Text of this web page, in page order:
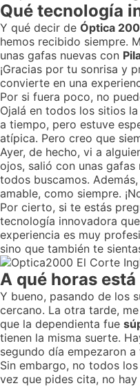
Qué tecnología
Y qué decir de Óptica
hemos recibido siempre.
unas gafas nuevas con
¡Gracias por tu sonrisa y
convierte en una
Por si fuera poco, no
Ojalá en todos los sitios
a tiempo, pero estuve
atípica. Pero creo que
Ayer, de hecho, vi a
ojos, salió con unas
todos buscamos.
amable, como siempre.
Por cierto, si te estás
tecnología innovadora
experiencia es muy
sino que también te
A qué horas
Y bueno, pasando de los
cercano. La otra tarde,
que la dependienta fue
tienen la misma suerte.
segundo día empezaron
Sin embargo, no todos
vez que pides cita, no